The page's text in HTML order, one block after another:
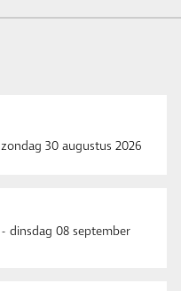
zondag 30 augustus 2026
- dinsdag 08 september